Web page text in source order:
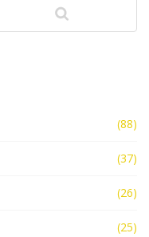
(88)
(37)
(26)
(25)